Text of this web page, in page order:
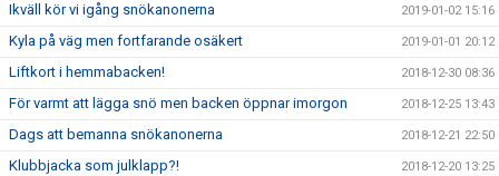
Ikväll kör vi igång snökanonerna 2019-01-02 15:16
Kyla på väg men fortfarande osäkert 2019-01-01 20:12
Liftkort i hemmabacken! 2018-12-30 08:36
För varmt att lägga snö men backen öppnar imorgon 2018-12-25 13:43
Dags att bemanna snökanonerna 2018-12-21 22:50
Klubbjacka som julklapp?! 2018-12-20 13:25